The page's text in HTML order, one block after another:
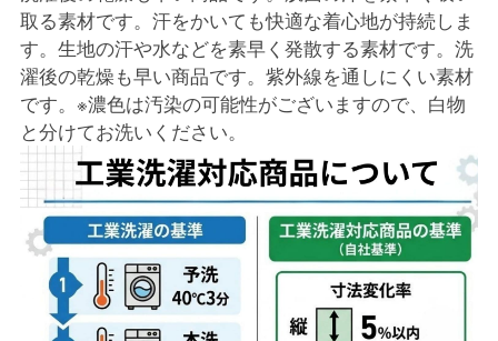
取る素材です。汗をかいても快適な着心地が持続しま
す。生地の汗や水などを素早く発散する素材です。洗
濯後の乾燥も早い商品です。紫外線を通しにくい素材
です。※濃色は汚染の可能性がございますので、白物
と分けてお洗いください。